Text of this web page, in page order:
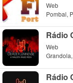
Web
Pombal,
Rádio
Web
Rádio